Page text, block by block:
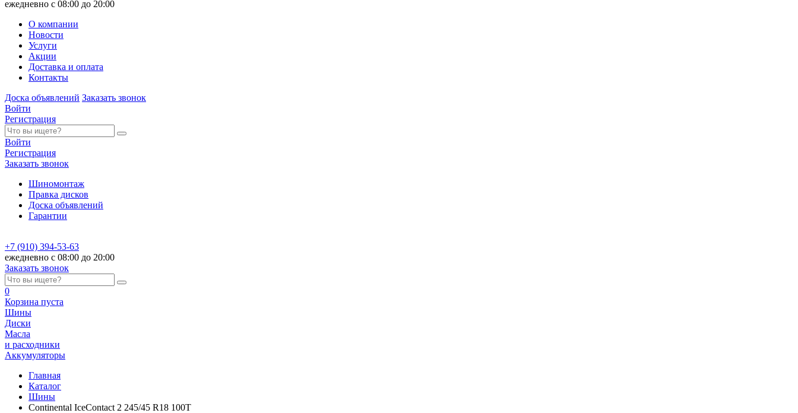
ежедневно с 08:00 до 20:00
О компании
Новости
Услуги
Акции
Доставка и оплата
Контакты
Доска объявлений Заказать звонок
Войти
Регистрация
Войти
Регистрация
Заказать звонок
Шиномонтаж
Правка дисков
Доска объявлений
Гарантии
+7 (910) 394-53-63
ежедневно с 08:00 до 20:00
Заказать звонок
0
Корзина пуста
Шины
Диски
Масла
и расходники
Аккумуляторы
Главная
Каталог
Шины
Continental IceContact 2 245/45 R18 100T